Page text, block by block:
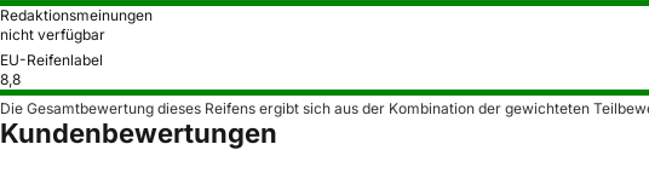
Redaktionsmeinungen
nicht verfügbar
EU-Reifenlabel
8,8
Die Gesamtbewertung dieses Reifens ergibt sich aus der Kombination der gewichteten
Kundenbewertungen